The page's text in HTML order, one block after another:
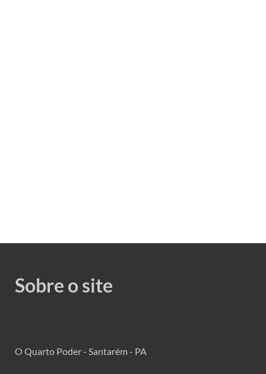
Sobre o site
O Quarto Poder - Santarém - PA